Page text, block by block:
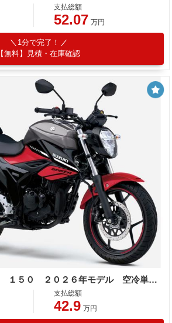
支払総額
52.07 万円
1分で完了！
【無料】見積・在庫確認
スズキ ＧＩＸＸＥＲ １５０ ２０２６年モデル 空冷単気筒エンジン
支払総額
42.9 万円